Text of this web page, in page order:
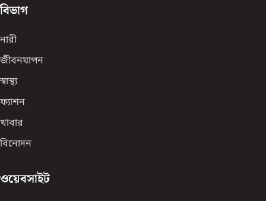
বিভাগ
নারী
জীবনযাপন
স্বাস্থ্য
ফ্যাশন
খাবার
বিনোদন
ওয়েবসাইট